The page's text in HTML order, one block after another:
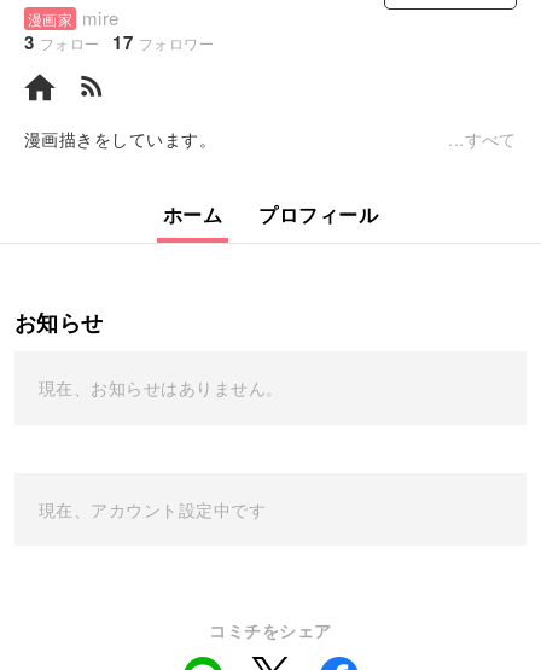
漫画家 mire
3 フォロー 17 フォロワー
rss_feed
漫画描きをしています。 すべて
ホーム プロフィール
お知らせ
現在、お知らせはありません。
現在、アカウント設定中です
コミチをシェア